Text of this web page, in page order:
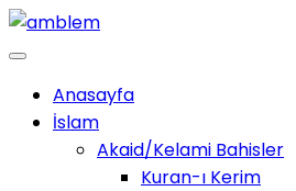
Anasayfa
İslam
Akaid/Kelami Bahisler
Kuran-ı Kerim